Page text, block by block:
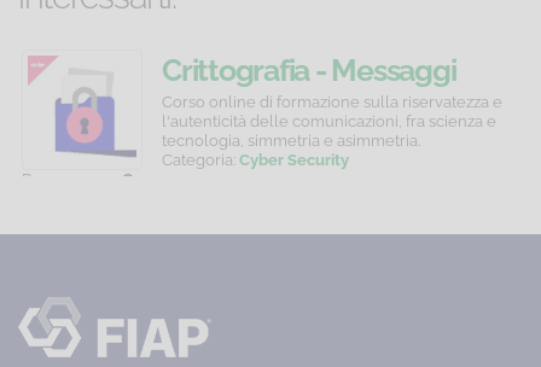
Lavoratori
-
Formazione
generale
specifica
rischio
Uffici
Corso
formazione
generale
per
operano
in
attività
Lavoratori
-
Aggiornamento
quinquennale
Corso
aggiornamento
per
operano
Chimico
o
in
attività
Crittografia - Messaggi
cifrati, segreti assicurati
Corso online di formazione sulla riservatezza e
l'autenticità delle comunicazioni, fra scienza e
tecnologia, simmetria e asimmetria.
Categoria: Cyber Security
Prezzo:
10,00 €